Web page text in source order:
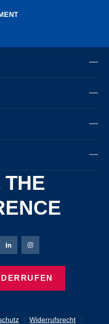
THE
Widerrufsrecht
Facebook-Seite
Proenen Twitter Seite
Bierbaum-Proenen LinkedIn
Bierbaum-Proenen